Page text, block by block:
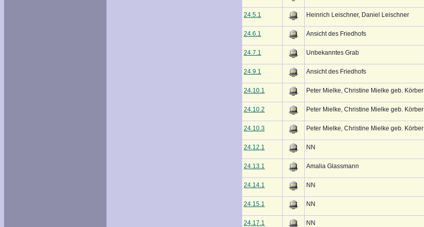
24.5.1 Heinrich Leischner, Daniel Leischner
24.6.1 Ansicht des Friedhofs
24.7.1 Unbekanntes Grab
24.9.1 Ansicht des Friedhofs
24.10.1 Peter Mielke, Christine Mielke geb. Körber
24.10.2 Peter Mielke, Christine Mielke geb. Körber
24.10.3 Peter Mielke, Christine Mielke geb. Körber
24.12.1 NN
24.13.1 Amalia Glassmann
24.14.1 NN
24.15.1 NN
24.17.1 NN